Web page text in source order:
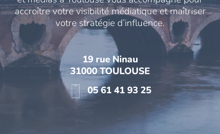
accroître votre visibilité médiatique et maîtriser
votre stratégie d’influence.
19 rue Ninau
31000 TOULOUSE
05 61 41 93 25